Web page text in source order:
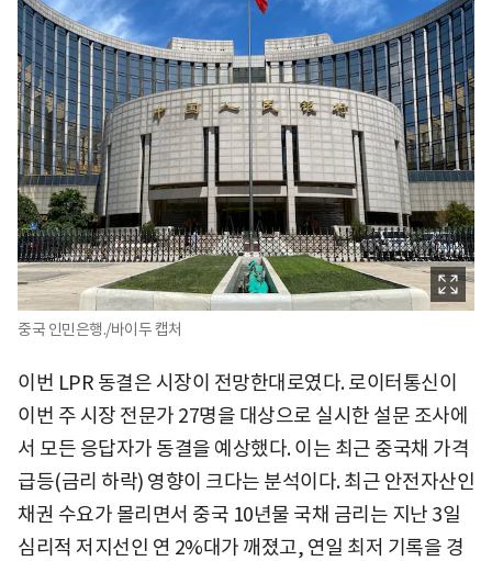
중국 인민은행./바이두 캡처
이번 LPR 동결은 시장이 전망한대로였다. 로이터통신이
이번 주 시장 전문가 27명을 대상으로 실시한 설문 조사에
서 모든 응답자가 동결을 예상했다. 이는 최근 중국채 가격
급등(금리 하락) 영향이 크다는 분석이다. 최근 안전자산인
채권 수요가 몰리면서 중국 10년물 국채 금리는 지난 3일
심리적 저지선인 연 2%대가 깨졌고, 연일 최저 기록을 경